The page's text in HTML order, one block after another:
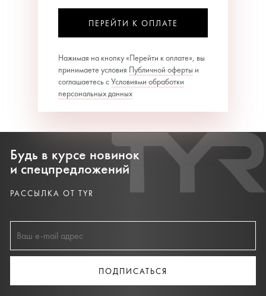
ПЕРЕЙТИ К ОПЛАТЕ
Нажимая на кнопку «Перейти к оплате», вы
принимаете условия Публичной оферты и
соглашаетесь сУсловиями обработки
персональных данных
Будь в курсе новинок
и спецпредложений
РАССЫЛКА ОТ TYR
ПОДПИСАТЬСЯ